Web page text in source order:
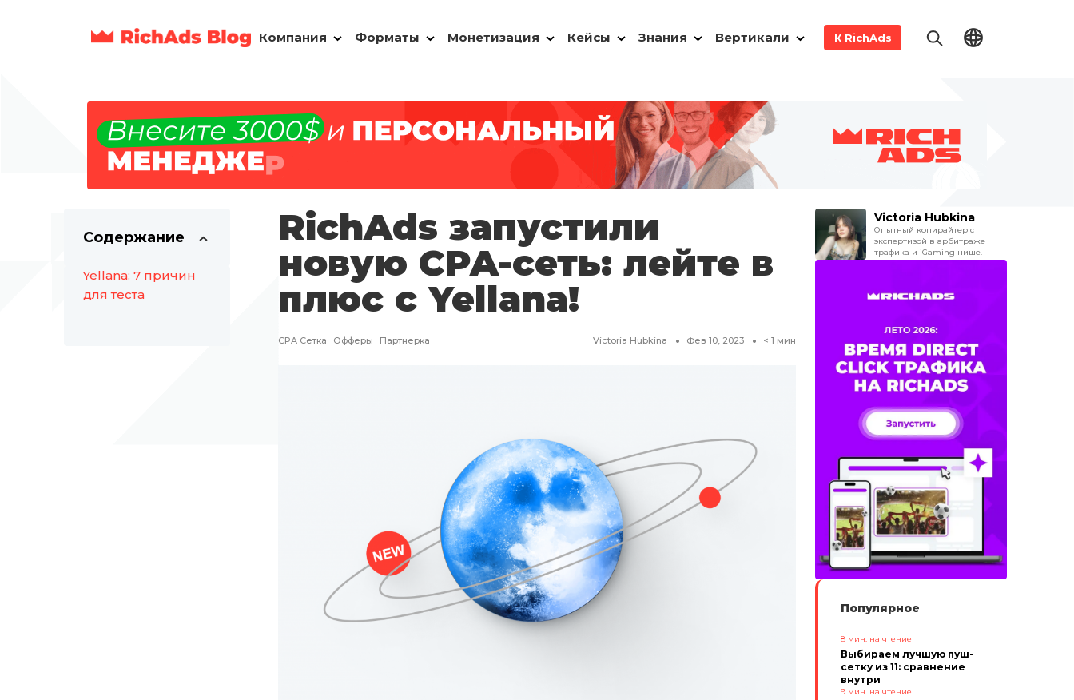
Компания Форматы Монетизация Кейсы Знания Вертикали К RichAds
Содержание
Yellana: 7 причин
для теста
RichAds запустили
новую CPA-сеть: лейте в
плюс с Yellana!
CPA Сетка Офферы Партнерка Victoria Hubkina Фев 10, 2023 < 1 мин
Victoria Hubkina
Опытный копирайтер с
экспертизой в арбитраже
трафика и iGaming нише.
Популярное
8 мин. на чтение
Выбираем лучшую пуш-
сетку из 11: сравнение
внутри
9 мин. на чтение